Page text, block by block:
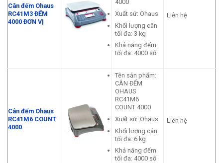
Cân đếm Ohaus
RC41M3 ĐẾM
4000 ĐƠN VỊ
4000
Xuất sứ: Ohaus
Khối lượng cân
tối đa: 3 kg
Khả năng đếm
tối đa: 4000 số
Liên hệ
Cân đếm Ohaus
RC41M6 COUNT
4000
Tên sản phẩm:
CÂN ĐẾM
OHAUS
RC41M6
COUNT 4000
Xuất sứ: Ohaus
Khối lượng cân
tối đa: 6 kg
Khả năng đếm
tối đa: 4000 số
Liên hệ